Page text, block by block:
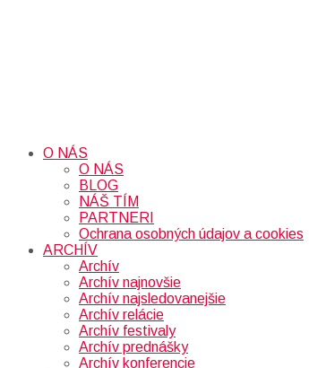
O NÁS
O NÁS
BLOG
NÁŠ TÍM
PARTNERI
Ochrana osobných údajov a cookies
ARCHÍV
Archív
Archív najnovšie
Archív najsledovanejšie
Archív relácie
Archív festivaly
Archív prednášky
Archív konferencie